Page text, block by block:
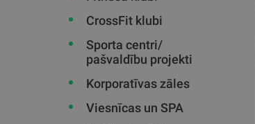
CrossFit klubi
Sporta centri/
pašvaldību projekti
Korporatīvas zāles
Viesnīcas un SPA